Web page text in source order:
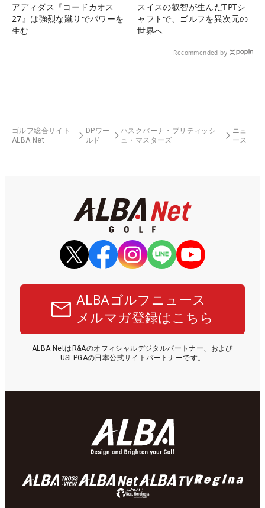
アディダス『コードカオス
27』は強烈な蹴りでパワーを
生む
スイスの叡智が生んだTPTシ
ャフトで、ゴルフを異次元の
世界へ
Recommended by
ゴルフ総合サイト
ALBA Net
DPワー
ルド
ハスクバーナ・ブリティッシ
ュ・マスターズ
ニュ
ース
ALBAゴルフニュース
メルマガ登録はこちら
ALBA NetはR&Aのオフィシャルデジタルパートナー、および
USLPGAの日本公式サイトパートナーです。